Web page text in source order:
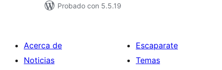
Probado con 5.5.19
Acerca de
Noticias
Escaparate
Temas